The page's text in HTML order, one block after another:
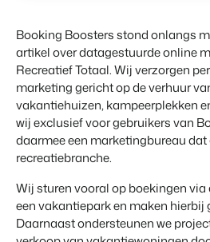
Website Integratie
Heb je al een website? Integratie is
Overstappen naar BEX
Klaar om te groeien?
BEX CMS
Verhuurwebsite
Breng je merk tot leven met onze
Exclusieve verhuur en resellers.
Projectontwikkelaars
Vastgoed en nieuwbouwprojecten.
Kleinschalige recreatiebedrijven
Vakantieboerderijen, appartementen
Kom in contact
Customer Success
Krijg antwoord op jouw vragen.
Developers
Ontwikkel jouw oplossing met onze
Klaar om te groeien?
Partners
vertrek.
Lees meer
Contact sales Demo
Booking Boosters stond onlangs
artikel over datagestuurde online
Recreatief Totaal. Wij verzorgen
marketing gericht op de verhuur
vakantiehuizen, kampeerplekken
wij exclusief voor gebruikers van
daarmee een marketingbureau
recreatiebranche.
Wij sturen vooral op boekingen via
een vakantiepark en maken hierbij
Daarnaast ondersteunen we